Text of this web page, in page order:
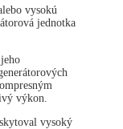
vysokú
jednotka
výkon.
vysoký